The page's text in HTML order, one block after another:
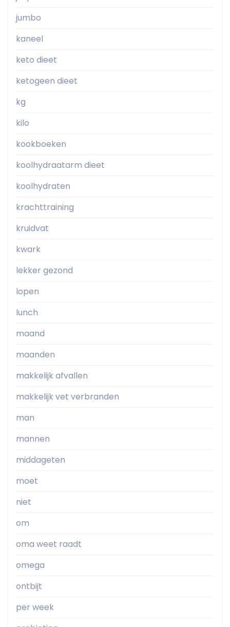
jumbo
kaneel
keto dieet
ketogeen dieet
kg
kilo
kookboeken
koolhydraatarm dieet
koolhydraten
krachttraining
kruidvat
kwark
lekker gezond
lopen
lunch
maand
maanden
makkelijk afvallen
makkelijk vet verbranden
man
mannen
middageten
moet
niet
om
oma weet raadt
omega
ontbijt
per week